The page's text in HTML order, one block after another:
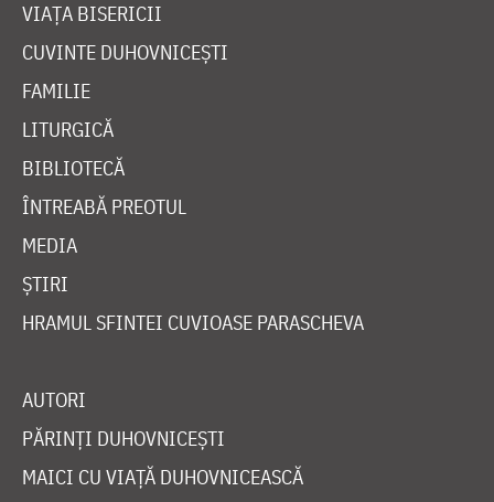
VIAȚA BISERICII
CUVINTE DUHOVNICEȘTI
FAMILIE
LITURGICĂ
BIBLIOTECĂ
ÎNTREABĂ PREOTUL
MEDIA
ȘTIRI
HRAMUL SFINTEI CUVIOASE PARASCHEVA
AUTORI
PĂRINȚI DUHOVNICEȘTI
MAICI CU VIAȚĂ DUHOVNICEASCĂ